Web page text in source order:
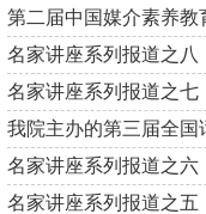
第二届中国媒介素养
名家讲座系列报道之八
名家讲座系列报道之
我院主办的第三届全
名家讲座系列报道之六
名家讲座系列报道之